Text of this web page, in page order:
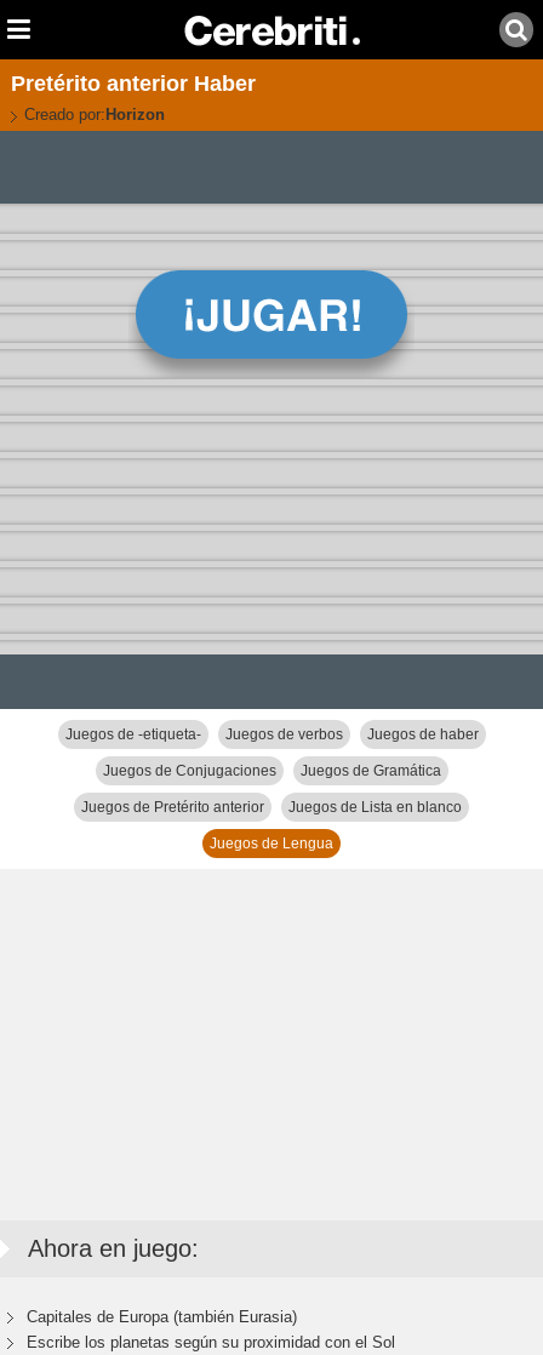
Pretérito anterior Haber
Creado por: Horizon
Juegos de -etiqueta- Juegos de verbos Juegos de haber
Juegos de Conjugaciones Juegos de Gramática
Juegos de Pretérito anterior Juegos de Lista en blanco
Juegos de Lengua
Ahora en juego:
Capitales de Europa (también Eurasia)
Escribe los planetas según su proximidad con el Sol